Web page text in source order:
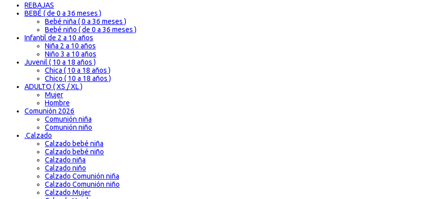
REBAJAS
BEBÉ ( de 0 a 36 meses )
Bebé niña ( 0 a 36 meses )
Bebé niño ( de 0 a 36 meses )
Infantil de 2 a 10 años
Niña 2 a 10 años
Niño 3 a 10 años
Juvenil ( 10 a 18 años )
Chica ( 10 a 18 años )
Chico ( 10 a 18 años )
ADULTO ( XS / XL )
Mujer
Hombre
Comunión 2026
Comunión niña
Comunión niño
.Calzado
Calzado bebé niña
Calzado bebé niño
Calzado niña
Calzado niño
Calzado Comunión niña
Calzado Comunión niño
Calzado Mujer